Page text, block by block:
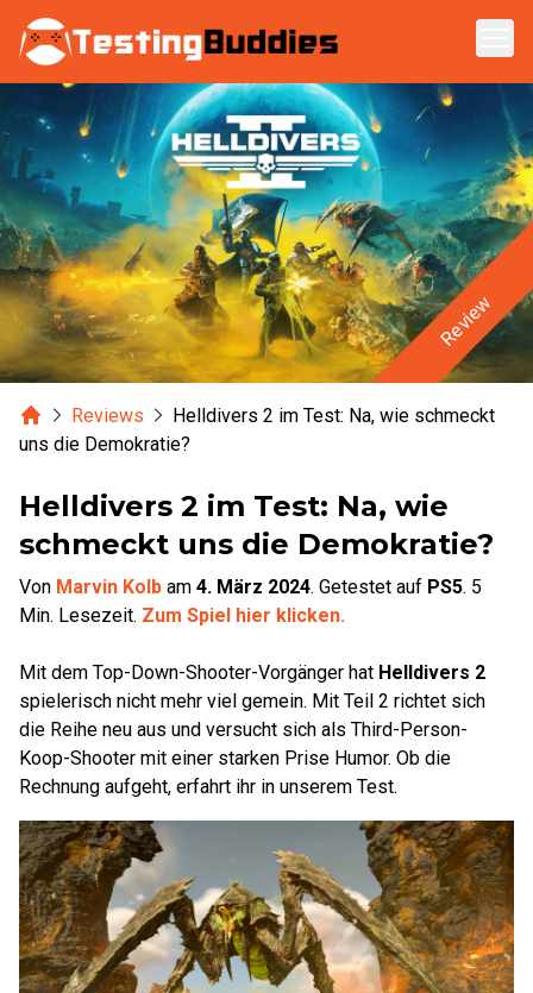
Zum Hauptinhalt springen
Review
HomeReviews
Helldivers 2 im Test: Na, wie schmeckt
uns die Demokratie?
Helldivers 2 im Test: Na, wie
schmeckt uns die Demokratie?
Von Marvin Kolb am 4. März 2024. Getestet auf PS5. 5
Min. Lesezeit. Zum Spiel hier klicken.
Mit dem Top-Down-Shooter-Vorgänger hat Helldivers 2
spielerisch nicht mehr viel gemein. Mit Teil 2 richtet sich
die Reihe neu aus und versucht sich als Third-Person-
Koop-Shooter mit einer starken Prise Humor. Ob die
Rechnung aufgeht, erfahrt ihr in unserem Test.